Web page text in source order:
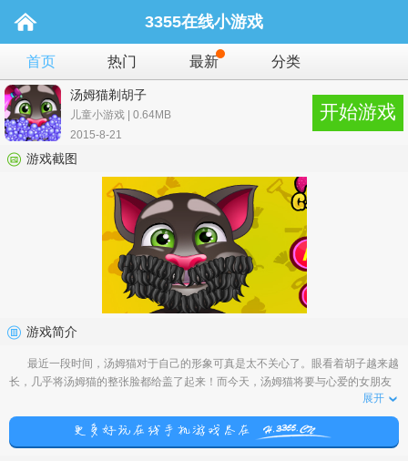
3355在线小游戏
首页 热门 最新 分类
汤姆猫剃胡子
儿童小游戏 | 0.64MB
2015-8-21
开始游戏
游戏截图
游戏简介
最近一段时间，汤姆猫对于自己的形象可真是太不关心了。眼看着胡子越来越
长，几乎将汤姆猫的整张脸都给盖了起来！而今天，汤姆猫将要与心爱的女朋友
展开